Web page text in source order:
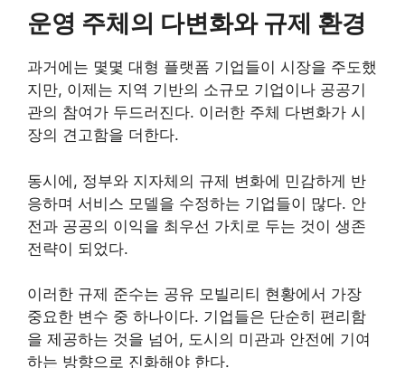
운영 주체의 다변화와 규제 환경
과거에는 몇몇 대형 플랫폼 기업들이 시장을 주도했
지만, 이제는 지역 기반의 소규모 기업이나 공공기
관의 참여가 두드러진다. 이러한 주체 다변화가 시
장의 견고함을 더한다.
동시에, 정부와 지자체의 규제 변화에 민감하게 반
응하며 서비스 모델을 수정하는 기업들이 많다. 안
전과 공공의 이익을 최우선 가치로 두는 것이 생존
전략이 되었다.
이러한 규제 준수는 공유 모빌리티 현황에서 가장
중요한 변수 중 하나이다. 기업들은 단순히 편리함
을 제공하는 것을 넘어, 도시의 미관과 안전에 기여
하는 방향으로 진화해야 한다.